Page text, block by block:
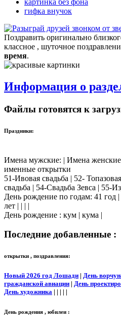
гифка внучок
Поздравить оригинально
классное , шуточное
время.
Информация о
Файлы готовятся к
Праздники:
Имена мужские: | Имена
именные открытки
51-Ивовая свадьба | 52-
свадьба | 54-Свадьба Зевса | 55-
День рождение по годам: 41 год |
лет | | | |
День рождение : кум | кума |
Последние добавленные :
открытки , поздравления:
Новый 2026 год Лошади | День
гражданской авиации | День
День художника | | | | |
День рождения , юбилеи :